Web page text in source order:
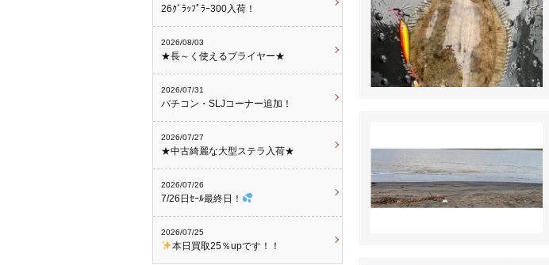
26ｸﾞﾗｯﾌﾟﾗｰ300入荷！
2026/08/03
★長～く使えるプライヤー★
2026/07/31
バチコン・SLJコーナー追加！
2026/07/27
★中古綺麗な大型ステラ入荷★
2026/07/26
7/26日ｾｰﾙ最終日！
2026/07/25
本日買取25％upです！！